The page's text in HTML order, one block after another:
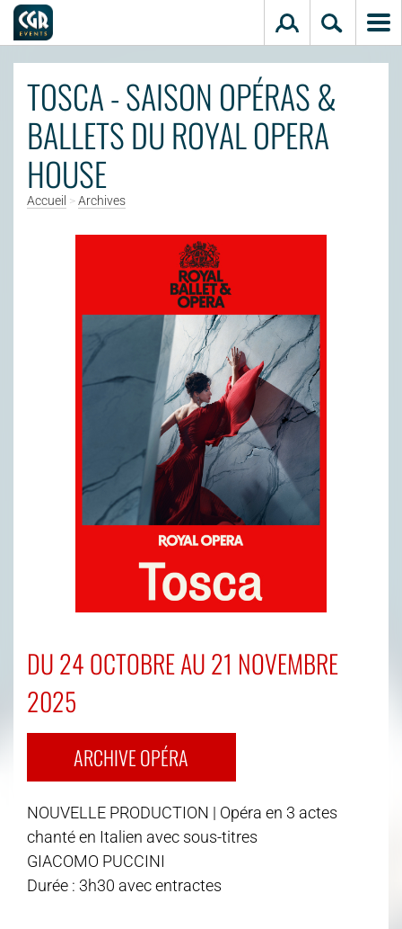
TOSCA - SAISON OPÉRAS &
BALLETS DU ROYAL OPERA
HOUSE
Accueil >Archives
DU 24 OCTOBRE AU 21 NOVEMBRE
2025
ARCHIVE OPÉRA
NOUVELLE PRODUCTION | Opéra en 3 actes
chanté en Italien avec sous-titres
GIACOMO PUCCINI
Durée : 3h30 avec entractes